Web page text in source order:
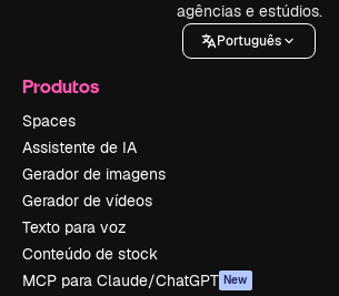
agências e estúdios.
Português
Produtos
Spaces
Assistente de IA
Gerador de imagens
Gerador de vídeos
Texto para voz
Conteúdo de stock
MCP para Claude/ChatGPT New